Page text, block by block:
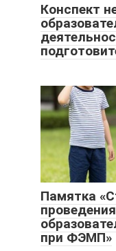
Конспект
Памятка
при ФЭМП»